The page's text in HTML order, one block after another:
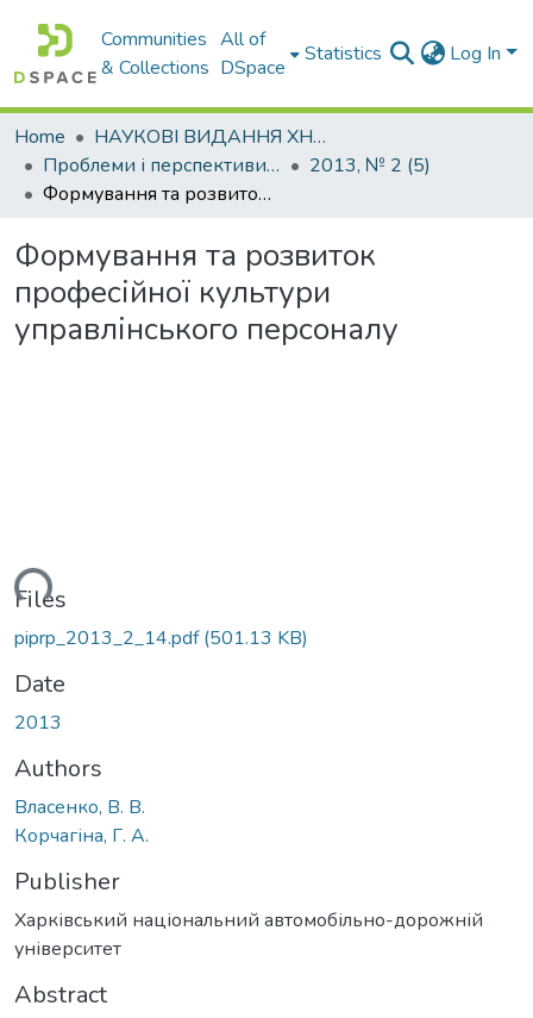
Communities
& Collections
All of
DSpace
Statistics Log In
Home
НАУКОВІ ВИДАННЯ ХНАДУ
Проблеми і перспективи розвитку підприємництва
2013, № 2 (5)
Формування та розвиток професійної культури управлінського персоналу
Формування та розвиток
професійної культури
управлінського персоналу
Files
piprp_2013_2_14.pdf(501.13 KB)
Date
2013
Authors
Власенко, В. В.
Корчагіна, Г. А.
Publisher
Харківський національний автомобільно-дорожній
університет
Abstract